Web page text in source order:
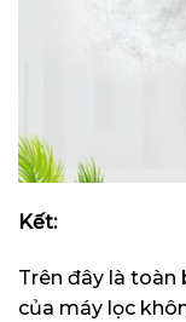
Kết:
Trên đây là toàn
của máy lọc